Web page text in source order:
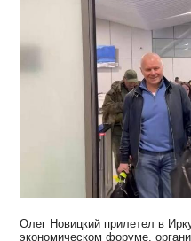
Олег Новицкий прилетел в
экономическом форуме,